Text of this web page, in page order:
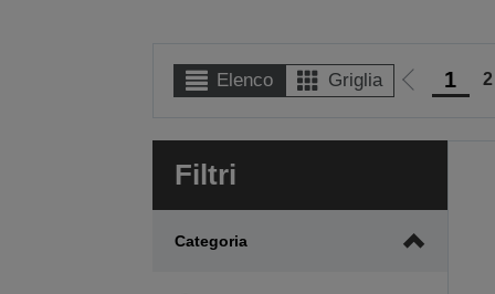
Elenco Griglia
Vai
pagina
1 2
Filtri
Categoria